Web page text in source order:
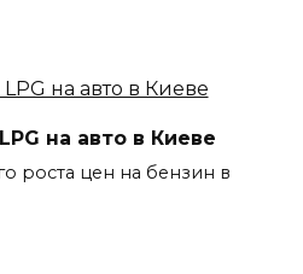
на авто в Киеве
роста цен на бензин в